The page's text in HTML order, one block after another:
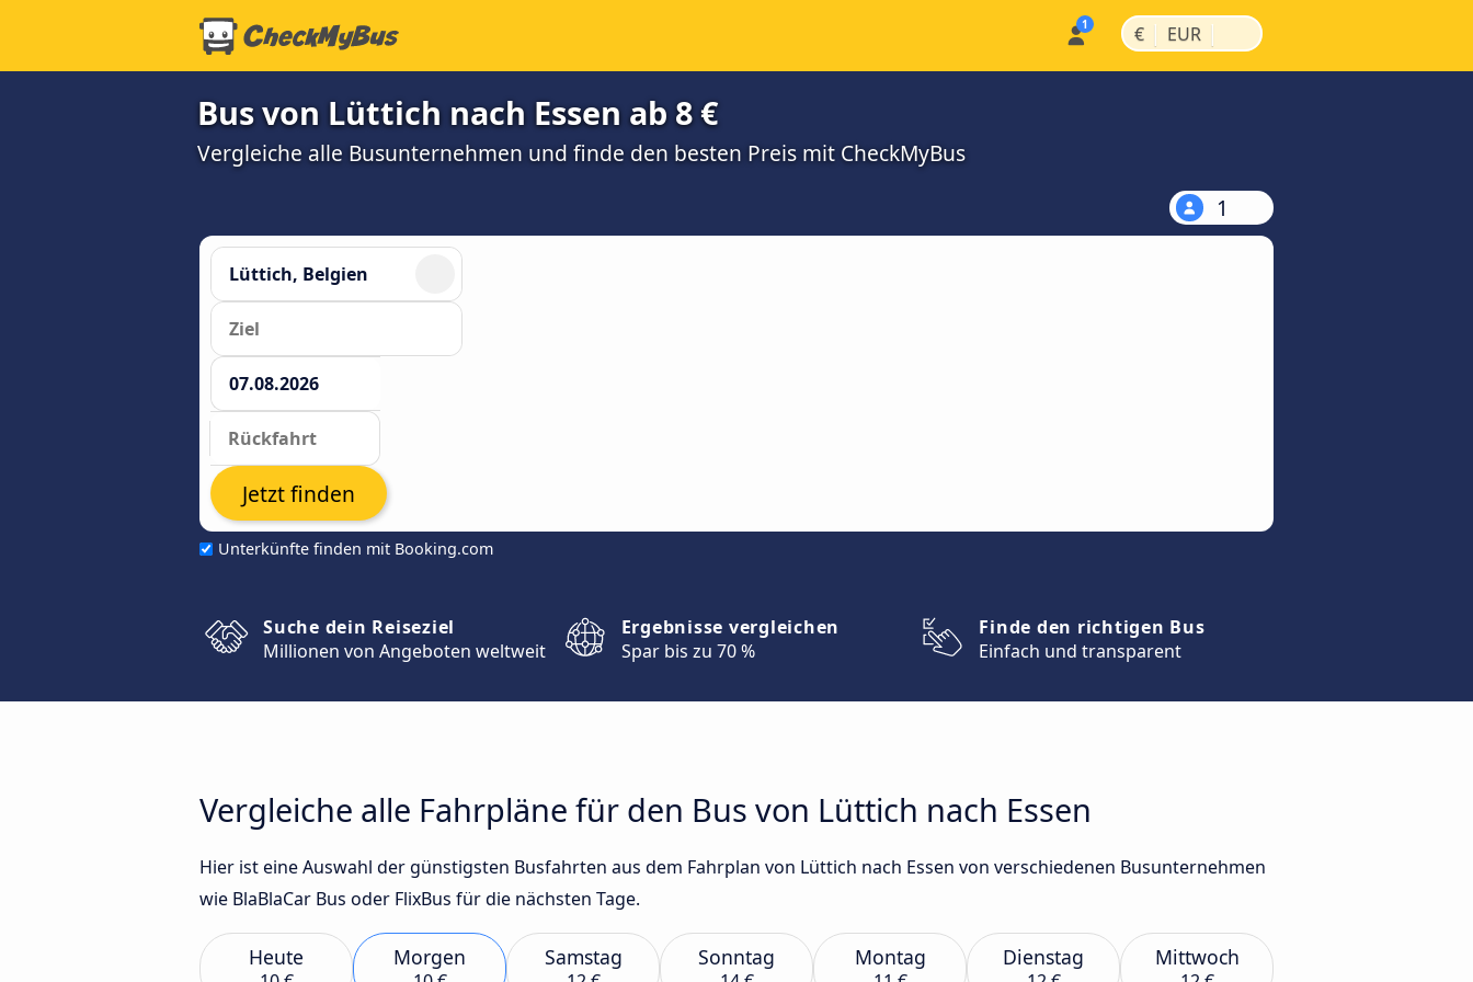
€ | EUR |
Bus von Lüttich nach Essen ab 8 €
Vergleiche alle Busunternehmen und finde den besten Preis mit CheckMyBus
1
Unterkünfte finden mit Booking.com
Jetzt finden
Suche dein Reiseziel
Millionen von Angeboten weltweit
Ergebnisse vergleichen
Spar bis zu 70 %
Finde den richtigen Bus
Einfach und transparent
Vergleiche alle Fahrpläne für den Bus von Lüttich nach Essen
Hier ist eine Auswahl der günstigsten Busfahrten aus dem Fahrplan von Lüttich nach Essen von verschiedenen Busunternehmen
wie BlaBlaCar Bus oder FlixBus für die nächsten Tage.
Heute Morgen Samstag Sonntag Montag Dienstag Mittwoch